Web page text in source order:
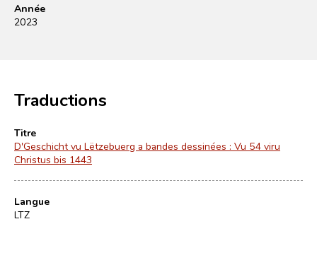
Année
2023
Traductions
Titre
D'Geschicht vu Lëtzebuerg a bandes dessinées : Vu 54 viru
Christus bis 1443
Langue
LTZ